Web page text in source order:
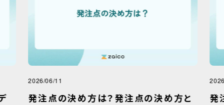
2026/06/11
発注点の決め方は？発注点の決め方と
発